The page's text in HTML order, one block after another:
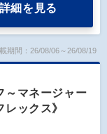
詳細を見る
期間：26/08/06～26/08/19
～マネージャー
ックス》